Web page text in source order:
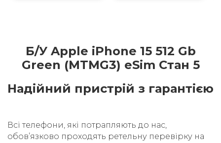
Б/У Apple iPhone 15 512 Gb
Green (MTMG3) eSim Стан 5
Надійний пристрій з гарантією
Всі телефони, які потрапляють до нас,
обовʼязково проходять ретельну перевірку на